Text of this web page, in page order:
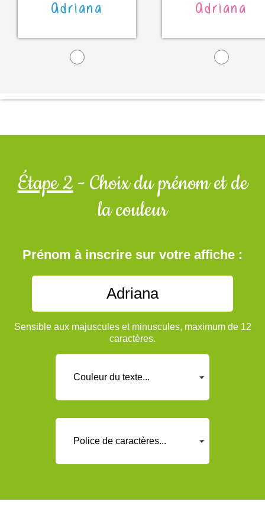
Adriana Adriana
Étape 2- Choix du prénom et de
la couleur
Prénom à inscrire sur votre affiche :
Sensible aux majuscules et minuscules, maximum de 12
caractères.